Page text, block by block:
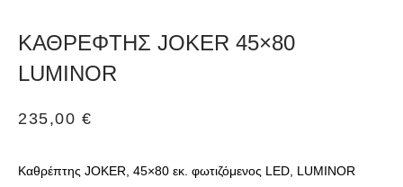
ΚΑΘΡΕΦΤΗΣ JOKER 45×80
LUMINOR
235,00€
Καθρέπτης JOKER, 45×80 εκ. φωτιζόμενος LED, LUMINOR